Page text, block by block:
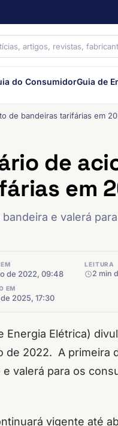
do ConsumidorGuia de
de bandeiras tarifárias em
de
em
e valerá
de 2022, 09:48
EM
2025, 17:30
LEITURA
2 min
Energia Elétrica)
de 2022. A primeira
valerá para os
vigente até